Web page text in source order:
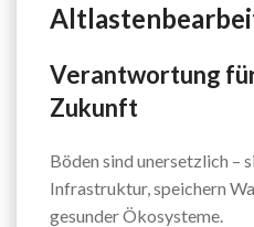
Verantwortung
Zukunft
Böden sind unersetzlich –
Infrastruktur, speichern
gesunder Ökosysteme.